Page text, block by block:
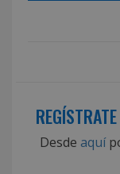
Desde aquí